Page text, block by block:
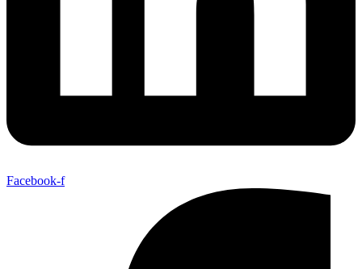
Facebook-f